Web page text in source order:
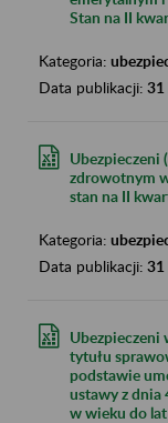
Stan na II
Kategoria:
Data publikacji: 31
Ubezpieczeni
zdrowotnym
stan na II
Kategoria:
Data publikacji: 31
Ubezpieczeni
tytułu
podstawie
ustawy z dnia
w wieku do lat